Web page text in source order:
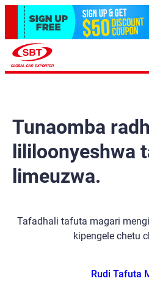
Tunaomba
lililoonyeshwa
limeuzwa.
Tafadhali tafuta magari
kipengele chetu
Rudi Tafuta